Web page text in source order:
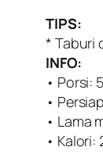
TIPS:
* Taburi
INFO:
• Porsi:
•
• Lama
• Kalori: